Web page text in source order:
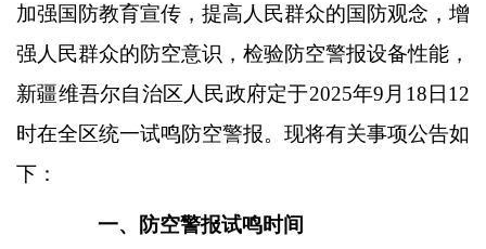
加强国防教育宣传，提高人民群众的国防观念，增
强人民群众的防空意识，检验防空警报设备性能，
新疆维吾尔自治区人民政府定于2025年9月18日12
时在全区统一试鸣防空警报。现将有关事项公告如
下：
一、防空警报试鸣时间